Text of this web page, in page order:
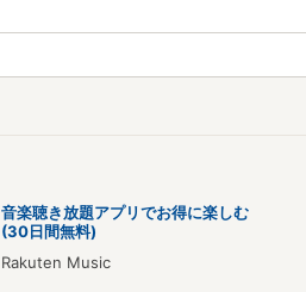
音楽聴き放題アプリでお得に楽しむ
(30日間無料)
Rakuten Music